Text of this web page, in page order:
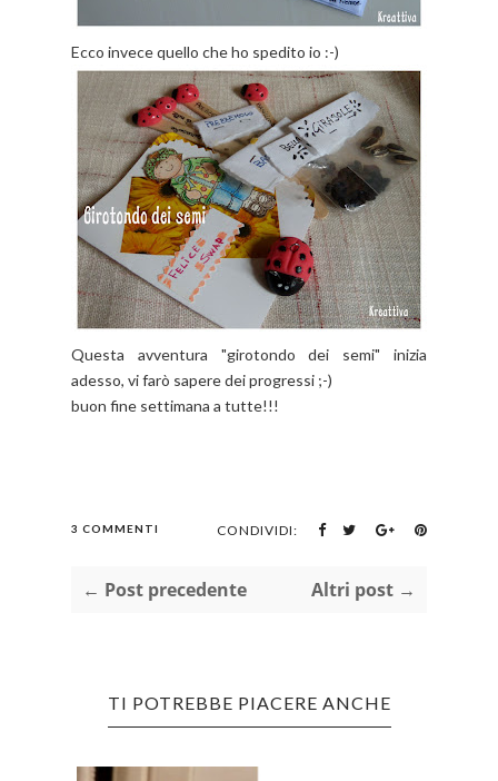
Ecco invece quello che ho spedito io :-)
Questa avventura "girotondo dei semi" inizia
adesso, vi farò sapere dei progressi ;-)
buon fine settimana a tutte!!!
3 COMMENTI CONDIVIDI:
← Post precedente Altri post →
TI POTREBBE PIACERE ANCHE